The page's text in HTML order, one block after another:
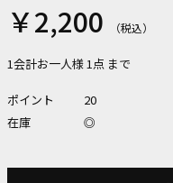
￥2,200
1会計お一人様 1点 まで
ポイント
20
在庫
◎